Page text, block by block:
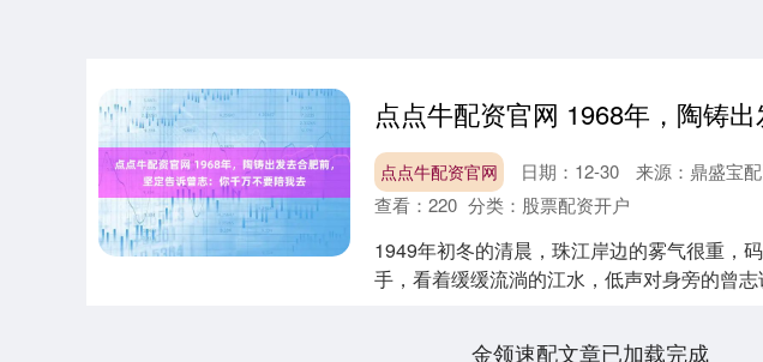
点点牛配资官网 日期：12-30
来源：鼎盛宝
查看： 220 分类： 股票配资开户
1949年初冬的清晨，珠江岸边的雾气很重，
手，看着缓缓流淌的江水，低声对身旁的曾
金领速配文章已加载完成